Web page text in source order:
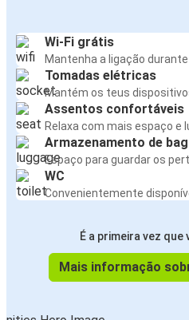
Wi-Fi grátis
Mantenha a ligação
Tomadas elétricas
Mantém os teus
Assentos confortáveis
Relaxa com mais espaço e
Armazenamento de
Espaço para guardar os
WC
Convenientemente
É a primeira vez
Mais informação